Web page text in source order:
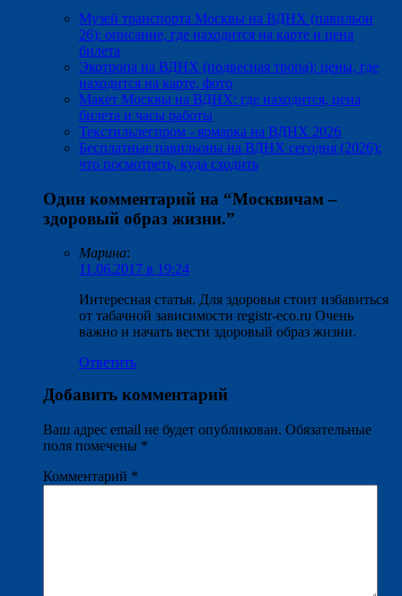
Музей транспорта Москвы на ВДНХ (павильон
26): описание, где находится на карте и цена
билета
Экотропа на ВДНХ (подвесная тропа): цены, где
находится на карте, фото
Макет Москвы на ВДНХ: где находится, цена
билета и часы работы
Текстильлегпром - ярмарка на ВДНХ 2026
Бесплатные павильоны на ВДНХ сегодня (2026):
что посмотреть, куда сходить
Один комментарий на “Москвичам –
здоровый образ жизни.”
Марина:
11.06.2017 в 19:24
Интересная статья. Для здоровья стоит избавиться
от табачной зависимости registr-eco.ru Очень
важно и начать вести здоровый образ жизни.
Ответить
Добавить комментарий
Ваш адрес email не будет опубликован. Обязательные
поля помечены *
Комментарий *